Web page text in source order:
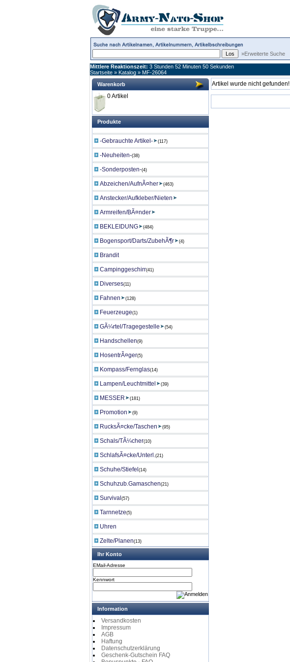
»Erweiterte Suche
Mittlere Reaktionszeit: 3 Stunden 52 Minuten 50 Sekunden
Startseite » Katalog » MF-26064
Warenkorb
0 Artikel
Produkte
-Gebrauchte Artikel- (117)
-Neuheiten-(38)
-Sonderposten-(4)
Abzeichen/AufnÃ¤her (463)
Anstecker/Aufkleber/Nieten
Armreifen/BÃ¤nder
BEKLEIDUNG (484)
Bogensport/Darts/ZubehÃ¶r (4)
Brandit
Campinggeschirr(41)
Diverses(11)
Fahnen (128)
Feuerzeuge(1)
GÃ¼rtel/Tragegestelle (54)
Handschellen(9)
HosentrÃ¤ger(5)
Kompass/Fernglas(14)
Lampen/Leuchtmittel (39)
MESSER (181)
Promotion (9)
RucksÃ¤cke/Taschen (95)
Schals/TÃ¼cher(10)
SchlafsÃ¤cke/Unterl.(21)
Schuhe/Stiefel (14)
Schuhzub.Gamaschen(21)
Survival (57)
Tarnnetze(5)
Uhren
Zelte/Planen(13)
Ihr Konto
EMail-Adresse
Kennwort
Information
Versandkosten
Impressum
AGB
Haftung
Datenschutzerklärung
Geschenk-Gutschein FAQ
Artikel wurde nicht gefunden!